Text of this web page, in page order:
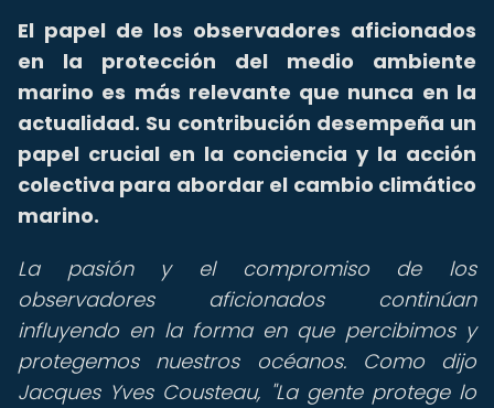
El papel de los observadores aficionados
en la protección del medio ambiente
marino es más relevante que nunca en la
actualidad. Su contribución desempeña un
papel crucial en la conciencia y la acción
colectiva para abordar el cambio climático
marino.
La pasión y el compromiso de los
observadores aficionados continúan
influyendo en la forma en que percibimos y
protegemos nuestros océanos. Como dijo
Jacques Yves Cousteau, "La gente protege lo